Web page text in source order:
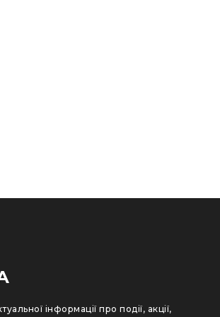
інформації про події, акції,